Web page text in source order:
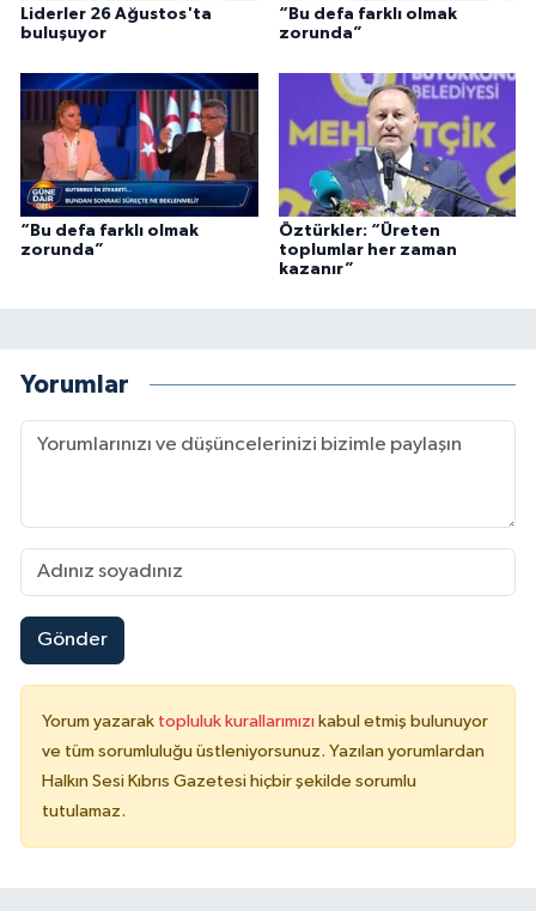
Liderler 26 Ağustos'ta
buluşuyor
“Bu defa farklı olmak
zorunda”
“Bu defa farklı olmak
zorunda”
Öztürkler: “Üreten
toplumlar her zaman
kazanır”
Yorumlar
Gönder
Yorum yazarak topluluk kurallarımızı kabul etmiş bulunuyor
ve tüm sorumluluğu üstleniyorsunuz. Yazılan yorumlardan
Halkın Sesi Kıbrıs Gazetesi hiçbir şekilde sorumlu
tutulamaz.